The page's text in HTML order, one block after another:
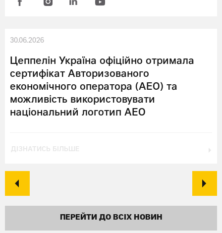
30.06.2026
Цеппелін Україна офіційно отримала
сертифікат Авторизованого
економічного оператора (АЕО) та
можливість використовувати
національний логотип АЕО
ДІЗНАТИСЬ БІЛЬШЕ
ПЕРЕЙТИ ДО ВСІХ НОВИН